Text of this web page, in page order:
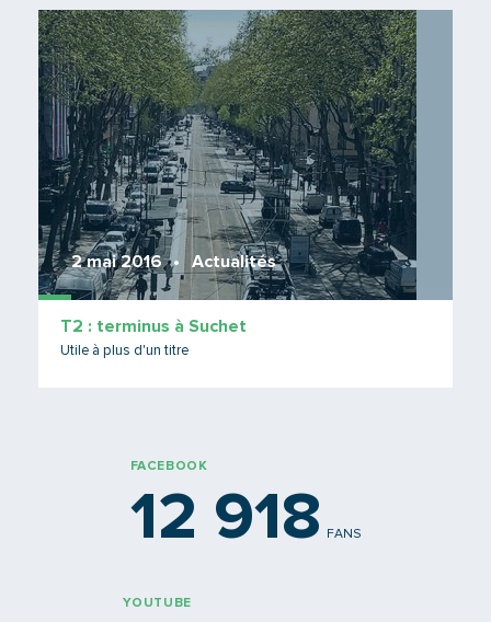
2 mai 2016 Actualités
T2 : terminus à Suchet
Utile à plus d'un titre
FACEBOOK
12 918 FANS
YOUTUBE